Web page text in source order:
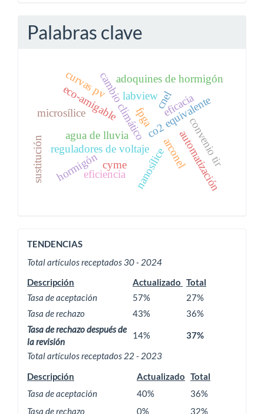
Palabras clave
agua de lluvia
cambio climático
reguladores de voltaje
cyme
arconel
cnel
co2 equivalente
automatización
adoquines de hormigón
eco-amigable
microsílice
nanosílice
sustitución hormigón
fpga
labview
convenio tir
eficiencia
eficacia
curvas pv
ACTIVIDAD
EDITORIAL
TENDENCIAS
Total artículos receptados 30 - 2024
Descripción
Actualizado Total
Tasa de aceptación
57%
27%
Tasa de rechazo
43%
36%
Tasa de rechazo después de
la revisión
14%
37%
Total artículos receptados 22 - 2023
Descripción
Actualizado Total
Tasa de aceptación
40%
36%
Tasa de rechazo
0% 32%